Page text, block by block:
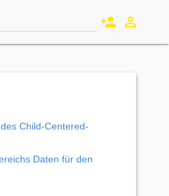
person_add perm_identity
Child-Centered-
Daten für den